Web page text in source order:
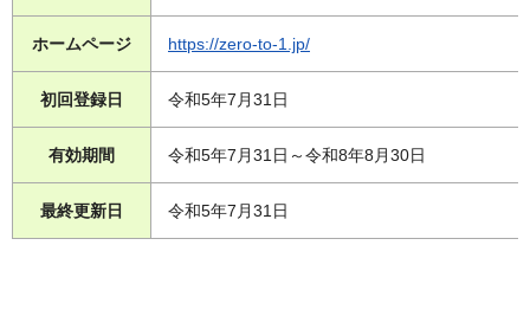
ホームページ https://zero-to-1.jp/
初回登録日 令和5年7月31日
有効期間 令和5年7月31日～令和8年8月30日
最終更新日 令和5年7月31日